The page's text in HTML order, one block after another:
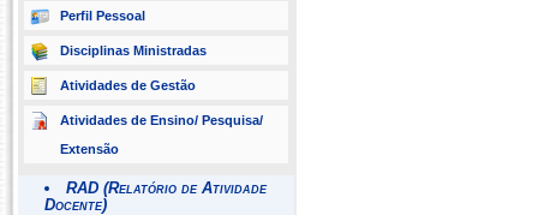
Perfil Pessoal
Disciplinas Ministradas
Atividades de Gestão
Atividades de Ensino/ Pesquisa/
Extensão
RAD (Relatório de Atividade
Docente)